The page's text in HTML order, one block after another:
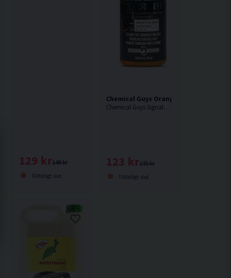
Kallavfettning 5L
149 kr
129 kr
Tillfälligt slut
Chemical Guys Orange Degreaser
Chemical Guys Signature Series Orange Degreaser är deras mest populära vattenbaserade avfettning.
235 kr
123 kr
Tillfälligt slut